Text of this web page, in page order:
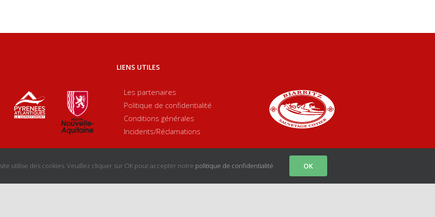
LIENS UTILES
Les partenaires
Politique de confidentialité
Conditions générales
Incidents/Réclamations
utilise des cookies. Veuillez cliquer sur OK pour accepter notre politique de confidentialité. OK